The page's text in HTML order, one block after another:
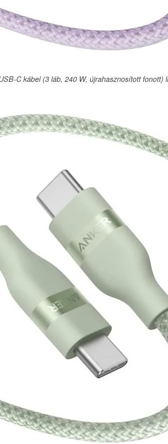
C kábel (3 láb, 240 W, újrahasznosított fonott)